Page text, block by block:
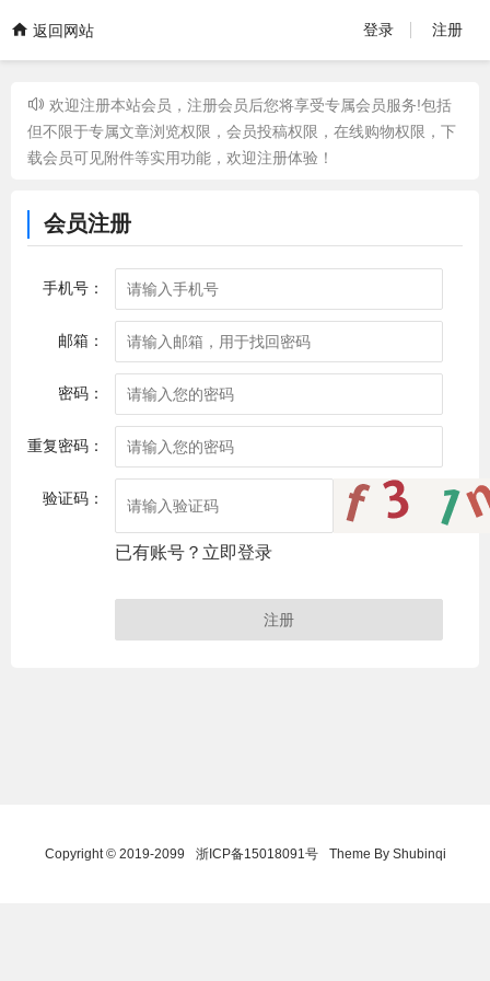
返回网站 登录 注册
欢迎注册本站会员，注册会员后您将享受专属会员服务!包括
但不限于专属文章浏览权限，会员投稿权限，在线购物权限，下
载会员可见附件等实用功能，欢迎注册体验！
会员注册
手机号：
邮箱：
密码：
重复密码：
验证码：
已有账号？立即登录
Copyright © 2019-2099 浙ICP备15018091号 Theme By Shubinqi